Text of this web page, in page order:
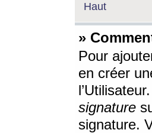
Haut
»
Pour
en créer
signature
signature.